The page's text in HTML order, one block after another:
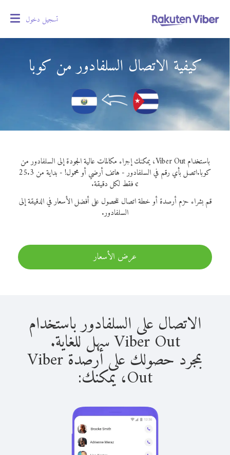
تسجيل دخول
كيفية الاتصال السلفادور من كوبا
باستخدام Viber Out، يمكنك إجراء مكالمات عالية الجودة إلى السلفادور من
كوبا.
اتصل بأي رقم في السلفادور - هاتف أرضي أو محمول! - بداية من 25.3
¢ فقط لكل دقيقة.
قم بشراء حزم أرصدة أو خطة اتصال للحصول على أفضل الأسعار في الدقيقة إلى
السلفادور.
عرض الأسعار
الاتصال على السلفادور باستخدام
Viber Out سهل للغاية.
بمجرد حصولك على أرصدة Viber
Out، يمكنك: